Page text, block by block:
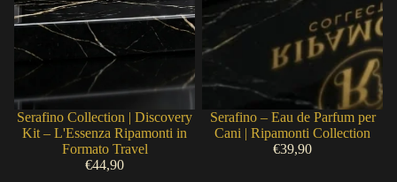
Esaurito
Serafino Collection | Discovery
Kit – L'Essenza Ripamonti in
Formato Travel
€44,90
Esaurito
Serafino – Eau de Parfum per
Cani | Ripamonti Collection
€39,90